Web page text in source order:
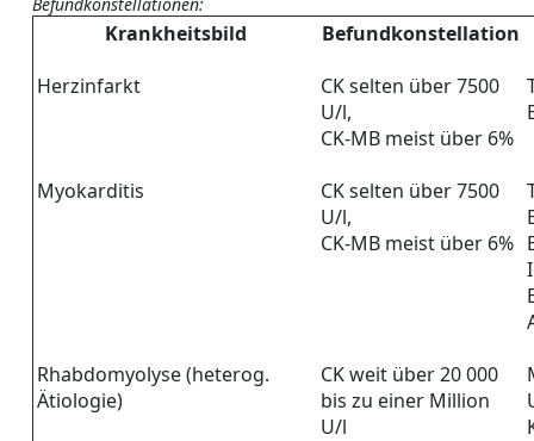
Krankheitsbild
Befundkonstellation
Herzinfarkt
CK selten über 7500
U/l,
CK-MB meist über 6%
Myokarditis
CK selten über 7500
U/l,
CK-MB meist über 6%
Rhabdomyolyse (heterog.
Ätiologie)
CK weit über 20 000
bis zu einer Million
U/l